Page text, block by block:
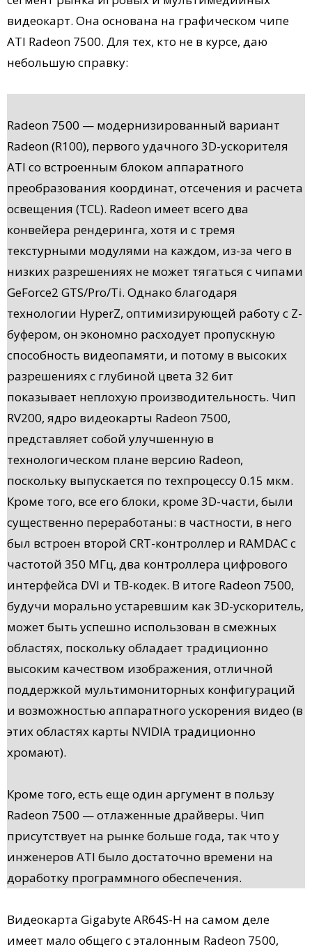
видеокарт. Она основана на графическом чипе
ATI Radeon 7500. Для тех, кто не в курсе, даю
небольшую справку:
Radeon 7500 — модернизированный вариант
Radeon (R100), первого удачного 3D-ускорителя
ATI со встроенным блоком аппаратного
преобразования координат, отсечения и расчета
освещения (TCL). Radeon имеет всего два
конвейера рендеринга, хотя и с тремя
текстурными модулями на каждом, из-за чего в
низких разрешениях не может тягаться с чипами
GeForce2 GTS/Pro/Ti. Однако благодаря
технологии HyperZ, оптимизирующей работу с Z-
буфером, он экономно расходует пропускную
способность видеопамяти, и потому в высоких
разрешениях с глубиной цвета 32 бит
показывает неплохую производительность. Чип
RV200, ядро видеокарты Radeon 7500,
представляет собой улучшенную в
технологическом плане версию Radeon,
поскольку выпускается по техпроцессу 0.15 мкм.
Кроме того, все его блоки, кроме 3D-части, были
существенно переработаны: в частности, в него
был встроен второй CRT-контроллер и RAMDAC с
частотой 350 МГц, два контроллера цифрового
интерфейса DVI и ТВ-кодек. В итоге Radeon 7500,
будучи морально устаревшим как 3D-ускоритель,
может быть успешно использован в смежных
областях, поскольку обладает традиционно
высоким качеством изображения, отличной
поддержкой мультимониторных конфигураций
и возможностью аппаратного ускорения видео (в
этих областях карты NVIDIA традиционно
хромают).
Кроме того, есть еще один аргумент в пользу
Radeon 7500 — отлаженные драйверы. Чип
присутствует на рынке больше года, так что у
инженеров ATI было достаточно времени на
доработку программного обеспечения.
Видеокарта Gigabyte AR64S-H на самом деле
имеет мало общего с эталонным Radeon 7500,